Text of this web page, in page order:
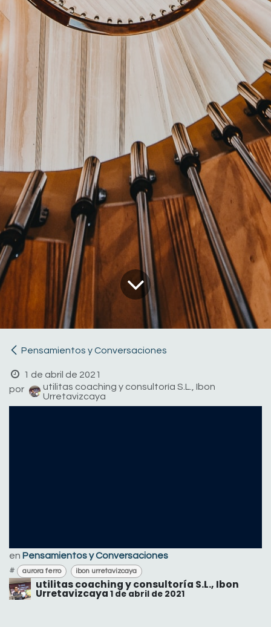
Pensamientos y Conversaciones
1 de abril de 2021
por
utilitas coaching y consultoría S.L., Ibon
Urretavizcaya
en Pensamientos y Conversaciones
#
aurora ferro ibon urretavizcaya
utilitas coaching y consultoría S.L., Ibon
Urretavizcaya 1 de abril de 2021